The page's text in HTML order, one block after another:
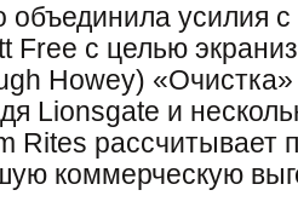
объединила усилия
Free с целью
Howey)
Lionsgate и
Rites рассчитывает
коммерческую